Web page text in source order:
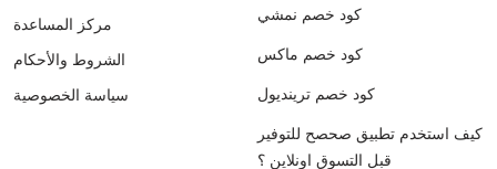
مركز المساعدة
الشروط والأحكام
سياسة الخصوصية
كود خصم نمشي
كود خصم ماكس
كود خصم ترينديول
كيف استخدم تطبيق صحصح للتوفير
قبل التسوق اونلاين ؟